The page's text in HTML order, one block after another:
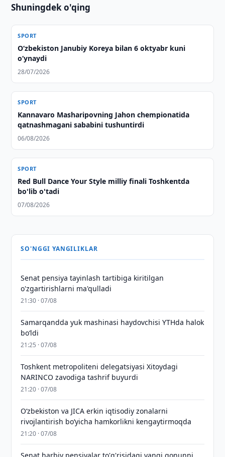
Shuningdek o'qing
SPORT
O‘zbekiston Janubiy Koreya bilan 6 oktyabr kuni
o‘ynaydi
28/07/2026
SPORT
Kannavaro Masharipovning Jahon chempionatida
qatnashmagani sababini tushuntirdi
06/08/2026
SPORT
Red Bull Dance Your Style milliy finali Toshkentda
bo'lib o'tadi
07/08/2026
SO'NGGI YANGILIKLAR
Senat pensiya tayinlash tartibiga kiritilgan
o'zgartirishlarni ma'qulladi
21:30 · 07/08
Samarqandda yuk mashinasi haydovchisi YTHda halok
bo‘ldi
21:25 · 07/08
Toshkent metropoliteni delegatsiyasi Xitoydagi
NARINCO zavodiga tashrif buyurdi
21:20 · 07/08
Oʻzbekiston va JICA erkin iqtisodiy zonalarni
rivojlantirish boʻyicha hamkorlikni kengaytirmoqda
21:20 · 07/08